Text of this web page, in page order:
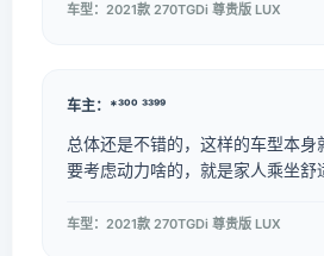
车型：2021款 270TGDi 尊贵版 LUX
车主：*³⁰⁰ ³³⁹⁹
总体还是不错的，这样的车型本身
要考虑动力啥的，就是家人乘坐舒
车型：2021款 270TGDi 尊贵版 LUX